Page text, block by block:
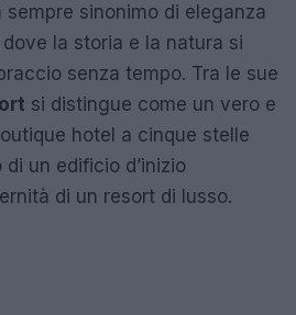
sempre sinonimo di eleganza
la storia e la natura si
senza tempo. Tra le sue
si distingue come un vero e
hotel a cinque stelle
un edificio d’inizio
di un resort di lusso.